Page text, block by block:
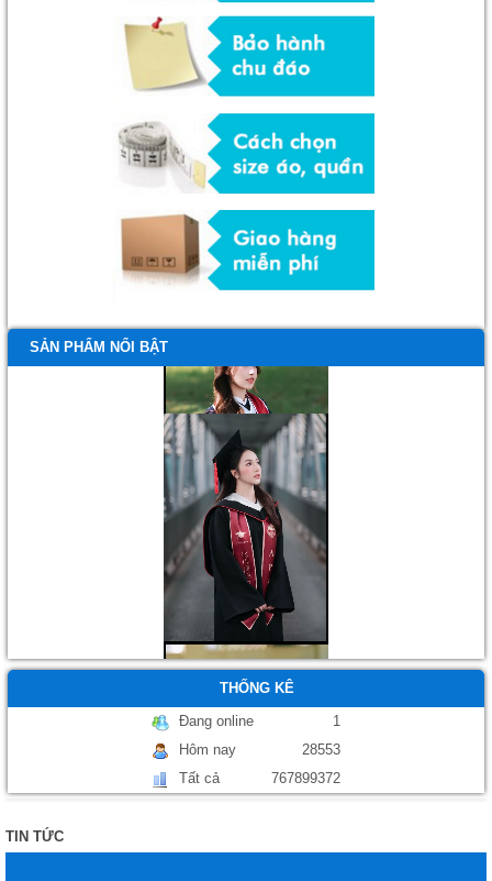
SẢN PHẨM NỔI BẬT
Áo tốt nghiệp
THỐNG KÊ
Đang online
1
Hôm nay
28553
Tất cả
767899372
TIN TỨC